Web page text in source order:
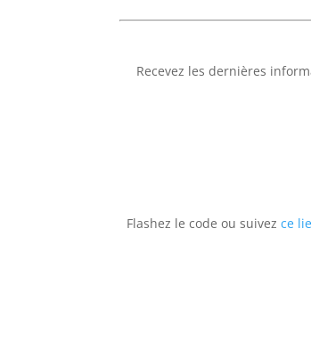
Recevez les dernières
Flashez le code ou suivezce